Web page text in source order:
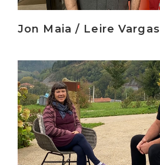
Jon Maia / Leire Vargas
Irakurri